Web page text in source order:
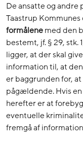
De ansatte og
Taastrup
formålenemed den
bestemt, jf. § 29, stk.
ligger, at der skal
information til, at
er baggrunden for,
pågældende. Hvis
herefter er at
eventuelle
fremgå af